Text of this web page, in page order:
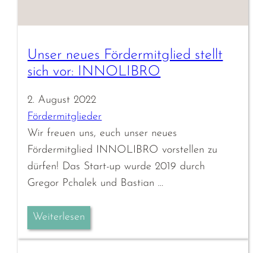
Unser neues Fördermitglied stellt
sich vor: INNOLIBRO
2. August 2022
Fördermitglieder
Wir freuen uns, euch unser neues
Fördermitglied INNOLIBRO vorstellen zu
dürfen! Das Start-up wurde 2019 durch
Gregor Pchalek und Bastian …
Weiterlesen